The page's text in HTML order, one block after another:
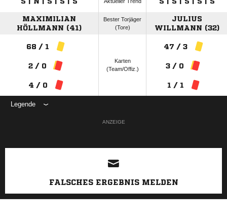
MAXIMILIAN
HÖLLMANN (41)
Bester Torjäger
(Tore)
JULIUS
WILLMANN (32)
68 / 1
2 / 0
4 / 0
Karten
(Team/Offiz.)
47 / 3
3 / 0
1 / 1
Legende
ANZEIGE
FALSCHES ERGEBNIS MELDEN